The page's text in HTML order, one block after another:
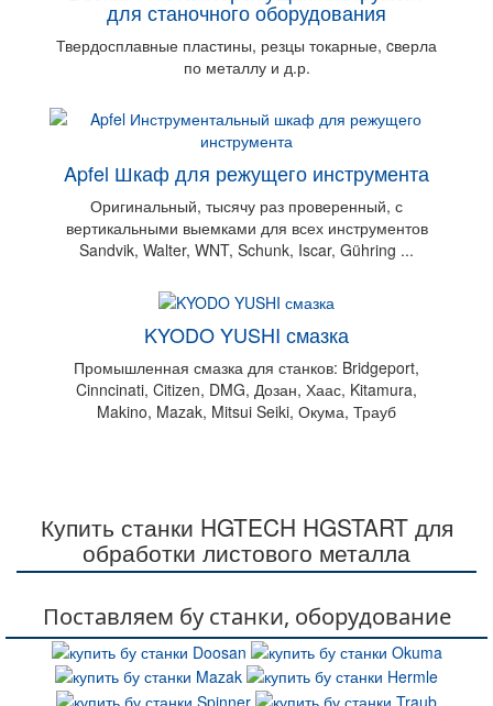
для станочного оборудования
Твердосплавные пластины, резцы токарные, cверла
по металлу и д.р.
Apfel Шкаф для режущего инструмента
Оригинальный, тысячу раз проверенный, с
вертикальными выемками для всех инструментов
Sandvik, Walter, WNT, Schunk, Iscar, Gühring ...
KYODO YUSHI смазка
Промышленная смазка для станков: Bridgeport,
Cinncinati, Citizen, DMG, Дозан, Хаас, Kitamura,
Makino, Mazak, Mitsui Seiki, Окума, Трауб
Купить станки HGTECH HGSTART для
обработки листового металла
Поставляем бу станки, оборудование